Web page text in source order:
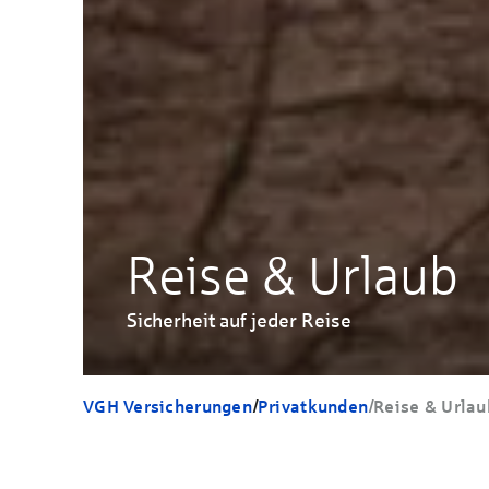
Reise & Urlaub
Sicherheit auf jeder Reise
VGH Versicherungen/Privatkunden/Reise &